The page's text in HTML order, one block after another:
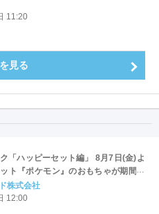
こす大学として都市型エコシステム
トアップ創出拠点を形成」
11:20
見る
「ハッピーセット編」 8月7日(金)よ
ト『ポケモン』のおもちゃが期間限
株式会社
12:00